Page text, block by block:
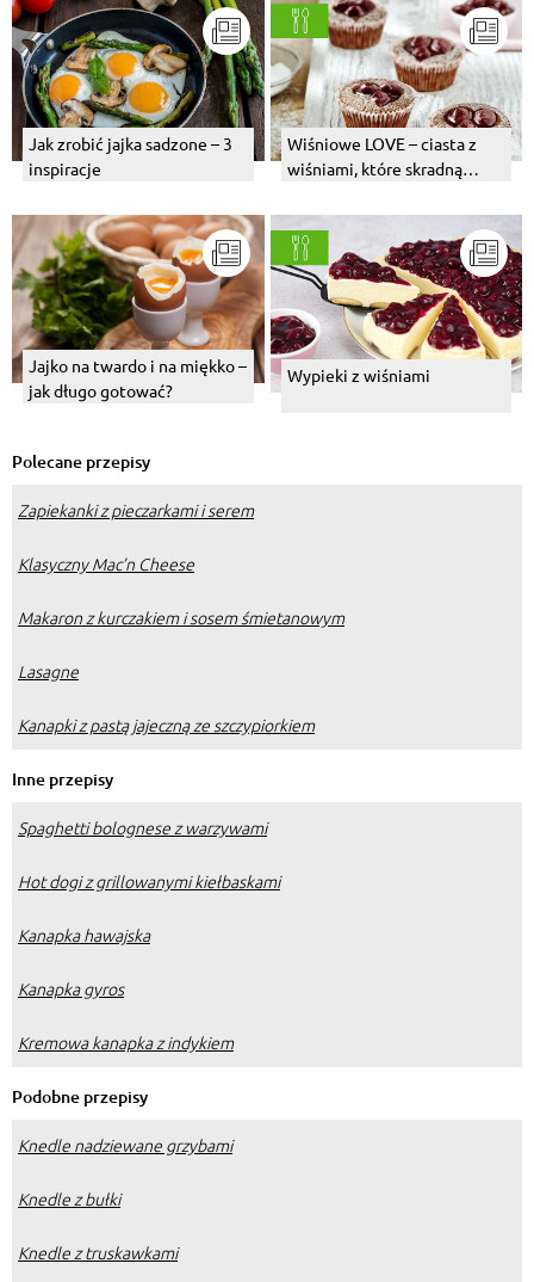
Jak zrobić jajka sadzone – 3
inspiracje
Wiśniowe LOVE – ciasta z
wiśniami, które skradną
Jajko na twardo i na miękko –
jak długo gotować?
Wypieki z wiśniami
Polecane przepisy
Zapiekanki z pieczarkami i serem
Klasyczny Mac’n Cheese
Makaron z kurczakiem i sosem śmietanowym
Lasagne
Kanapki z pastą jajeczną ze szczypiorkiem
Inne przepisy
Spaghetti bolognese z warzywami
Hot dogi z grillowanymi kiełbaskami
Kanapka hawajska
Kanapka gyros
Kremowa kanapka z indykiem
Podobne przepisy
Knedle nadziewane grzybami
Knedle z bułki
Knedle z truskawkami